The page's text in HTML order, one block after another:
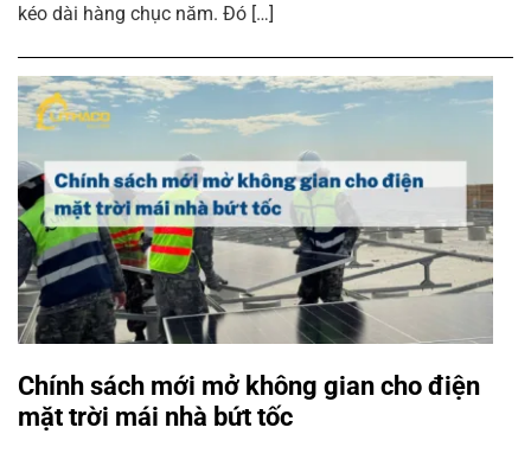
kéo dài hàng chục năm. Đó […]
Chính sách mới mở không gian cho điện
mặt trời mái nhà bứt tốc